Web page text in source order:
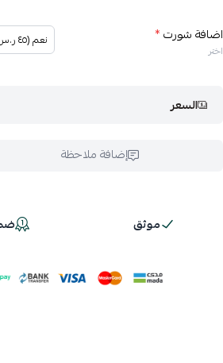
اضافة شورت*
اختر
نعم (٤٥ ر.س)
السعر
إضافة ملاحظة
اسحب
موثق